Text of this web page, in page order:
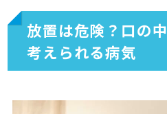
放置は危険？口の
考えられる病気